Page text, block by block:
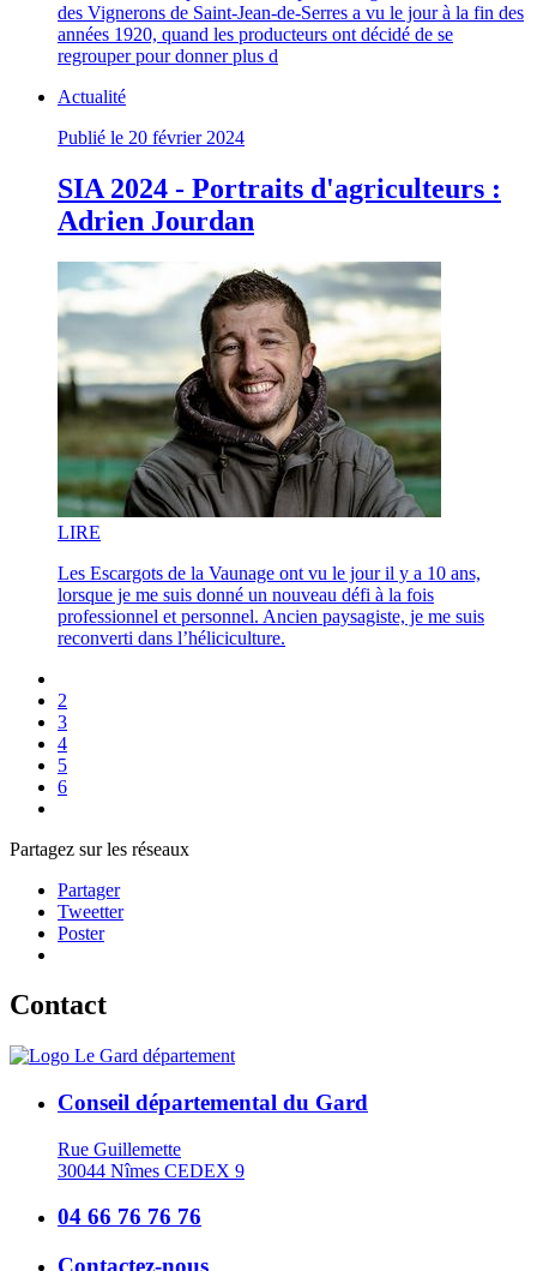
des Vignerons de Saint‑Jean-de-Serres a vu le jour à la fin des
années 1920, quand les producteurs ont décidé de se
regrouper pour donner plus d
Actualité
Publié le 20 février 2024
SIA 2024 - Portraits d'agriculteurs :
Adrien Jourdan
LIRE
Les Escargots de la Vaunage ont vu le jour il y a 10 ans,
lorsque je me suis donné un nouveau défi à la fois
professionnel et personnel. Ancien paysagiste, je me suis
reconverti dans l’héliciculture.
2
3
4
5
6
Partagez sur les réseaux
Partager
Tweetter
Poster
Contact
Conseil départemental du Gard
Rue Guillemette
30044 Nîmes CEDEX 9
04 66 76 76 76
Contactez-nous